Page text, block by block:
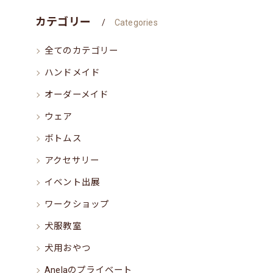
カテゴリー Categories
全てのカテゴリー
ハンドメイド
オーダーメイド
ウェア
ボトムス
アクセサリー
イベント出展
ワークショップ
犬服教室
犬用おやつ
Anelaのプライベート